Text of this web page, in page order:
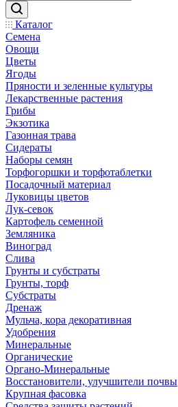
Каталог
Семена
Овощи
Цветы
Ягоды
Пряности и зеленные культуры
Лекарственные растения
Грибы
Экзотика
Газонная трава
Сидераты
Наборы семян
Торфогоршки и торфотаблетки
Посадочный материал
Луковицы цветов
Лук-севок
Картофель семенной
Земляника
Виноград
Слива
Грунты и субстраты
Грунты, торф
Субстраты
Дренаж
Мульча, кора декоративная
Удобрения
Минеральные
Органические
Органо-Минеральные
Восстановители, улучшители почвы
Крупная фасовка